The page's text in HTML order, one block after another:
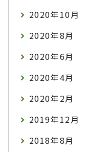
2020年10月
2020年8月
2020年6月
2020年4月
2020年2月
2019年12月
2018年8月